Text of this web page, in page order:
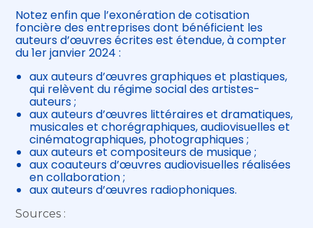
Notez enfin que l’exonération de cotisation
foncière des entreprises dont bénéficient les
auteurs d’œuvres écrites est étendue, à compter
du 1er janvier 2024 :
aux auteurs d’œuvres graphiques et plastiques,
qui relèvent du régime social des artistes-
auteurs ;
aux auteurs d’œuvres littéraires et dramatiques,
musicales et chorégraphiques, audiovisuelles et
cinématographiques, photographiques ;
aux auteurs et compositeurs de musique ;
aux coauteurs d’œuvres audiovisuelles réalisées
en collaboration ;
aux auteurs d’œuvres radiophoniques.
Sources :